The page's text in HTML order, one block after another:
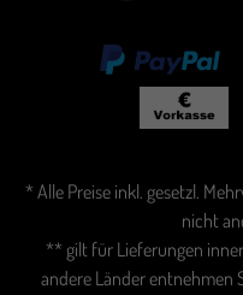
* Alle Preise inkl. gesetzl.
nicht
** gilt für Lieferungen
andere Länder entnehmen